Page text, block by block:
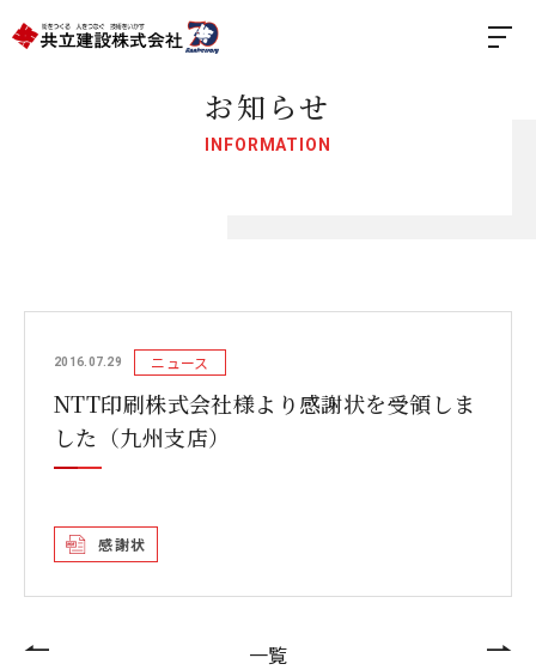
お知らせ
INFORMATION
2016.07.29 ニュース
NTT印刷株式会社様より感謝状を受領しま
した（九州支店）
感謝状
一覧